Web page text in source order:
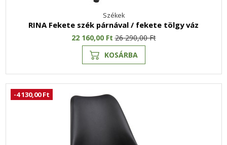
Székek
RINA Fekete szék párnával / fekete tölgy váz
22 160,00 Ft26 290,00 Ft
KOSÁRBA
-4 130,00 Ft